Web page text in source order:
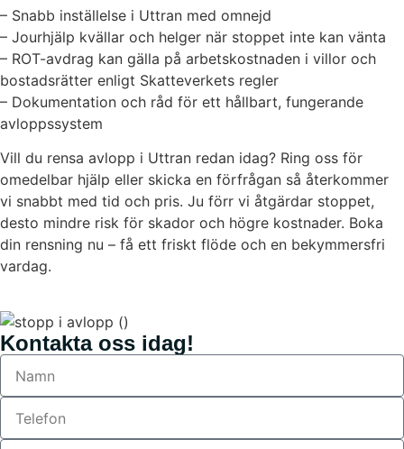
– Snabb inställelse i Uttran med omnejd
– Jourhjälp kvällar och helger när stoppet inte kan vänta
– ROT-avdrag kan gälla på arbetskostnaden i villor och
bostadsrätter enligt Skatteverkets regler
– Dokumentation och råd för ett hållbart, fungerande
avloppssystem
Vill du rensa avlopp i Uttran redan idag? Ring oss för
omedelbar hjälp eller skicka en förfrågan så återkommer
vi snabbt med tid och pris. Ju förr vi åtgärdar stoppet,
desto mindre risk för skador och högre kostnader. Boka
din rensning nu – få ett friskt flöde och en bekymmersfri
vardag.
Kontakta oss idag!